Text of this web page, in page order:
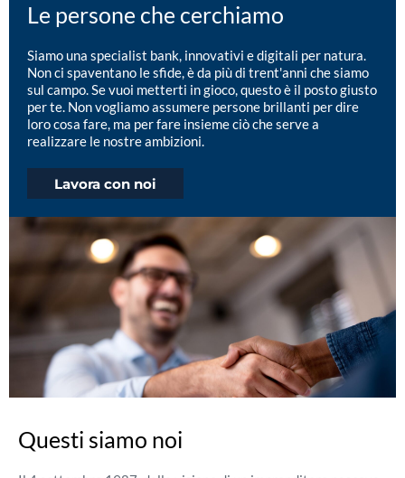
Le persone che cerchiamo
Siamo una specialist bank, innovativi e digitali per natura.
Non ci spaventano le sfide, è da più di trent'anni che siamo
sul campo. Se vuoi metterti in gioco, questo è il posto giusto
per te. Non vogliamo assumere persone brillanti per dire
loro cosa fare, ma per fare insieme ciò che serve a
realizzare le nostre ambizioni.
Lavora con noi
Questi siamo noi